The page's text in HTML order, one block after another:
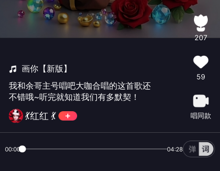
画你【新版】
我和余哥主号唱吧大咖合唱的这首歌还
不错哦~听完就知道我们有多默契！
💃红红 💃
207
59
唱同款
00:00 04:28